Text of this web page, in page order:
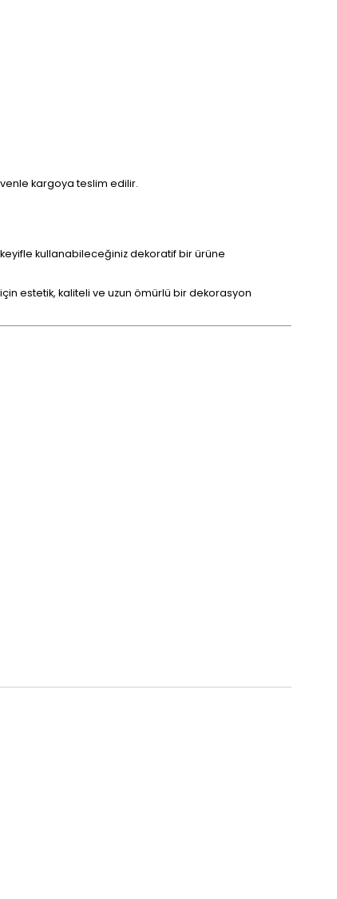
kargoya teslim edilir.
kullanabileceğiniz dekoratif bir ürüne
estetik, kaliteli ve uzun ömürlü bir dekorasyon